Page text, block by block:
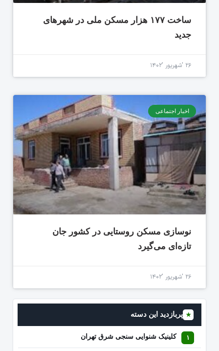
ساخت ۱۷۷ هزار مسکن ملی در شهرهای
جدید
۲۶ 'شهریور '۱۴۰۲
اخبار اجتماعی
نوسازی مسکن روستایی در کشور جان
تازه‌ای می‌گیرد
۲۶ 'شهریور '۱۴۰۲
★ پربازدید این دسته
کلینیک شنوایی سنجی شرق تهران